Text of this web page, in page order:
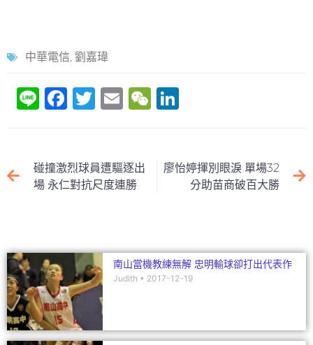
中華電信, 劉嘉瑋
Li F
e
b
k
T
er
E
l
W
h e
dI
碰撞激烈球員遭驅逐出
場 永仁對抗尺度連勝
廖怡婷揮別眼淚 單場32
分助苗商破百大勝
南山當機教練無解 忠明輸球卻打出代表作
Judith 2017-12-19